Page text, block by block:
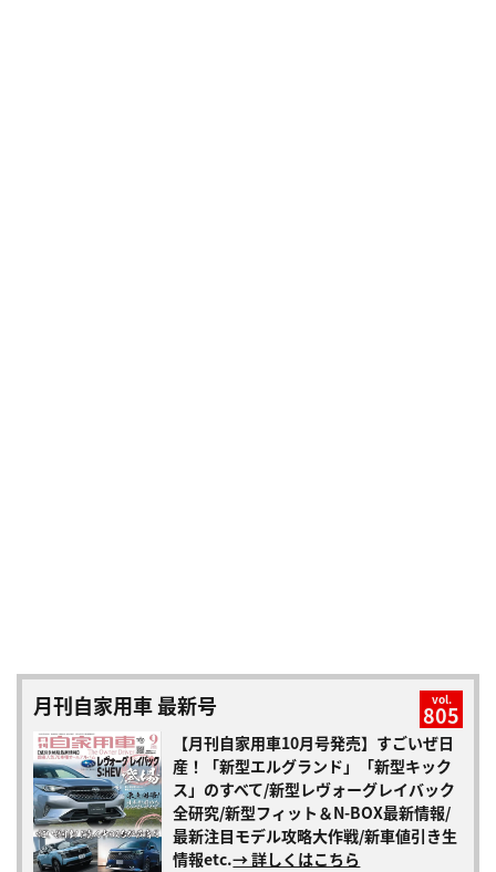
月刊自家用車 最新号 vol.
805
【月刊自家用車10月号発売】すごいぜ日
産！「新型エルグランド」「新型キック
ス」のすべて/新型レヴォーグレイバック
全研究/新型フィット＆N-BOX最新情報/
最新注目モデル攻略大作戦/新車値引き生
情報etc.→ 詳しくはこちら